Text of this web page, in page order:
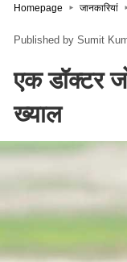
Homepage जानकारियां
Sumit
एक डॉक्टर
ख्याल